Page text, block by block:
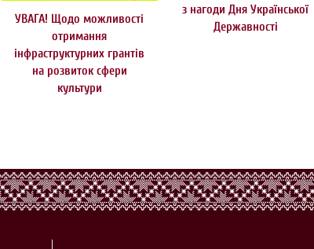
УВАГА! Щодо можливості
отримання
інфраструктурних грантів
на розвиток сфери
культури
з нагоди Дня Української
Державності